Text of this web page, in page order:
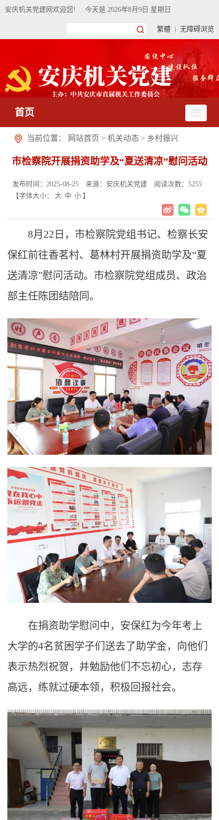
安庆机关党建网欢迎您! 今天是 2026年8月9日 星期日
繁體 无障碍浏览
首页
当前位置： 网站首页 > 机关动态 > 乡村振兴
市检察院开展捐资助学及“夏送清凉”慰问活动
发布时间：2025-08-25 来源：安庆机关党建 阅读次数： 5255
【字体大小：
大 中 小 】
8月22日，市检察院党组书记、检察长安
保红前往香茗村、葛林村开展捐资助学及“夏
送清凉”慰问活动。市检察院党组成员、政治
部主任陈团结陪同。
在捐资助学慰问中，安保红为今年考上
大学的4名贫困学子们送去了助学金，向他们
表示热烈祝贺，并勉励他们不忘初心，志存
高远，练就过硬本领，积极回报社会。